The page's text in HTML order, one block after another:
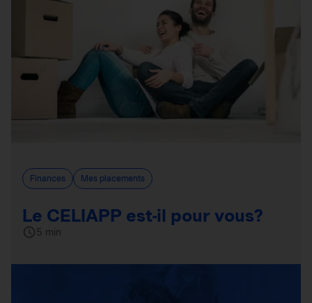
Finances Mes placements
Le CELIAPP est-il pour vous?
5 min